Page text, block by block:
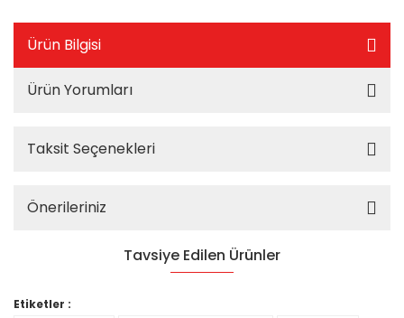
Ürün Bilgisi
Ürün Yorumları
Taksit Seçenekleri
Önerileriniz
Tavsiye Edilen Ürünler
Etiketler :